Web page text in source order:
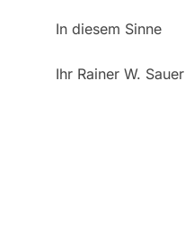
In diesem Sinne
Ihr Rainer W. Sauer